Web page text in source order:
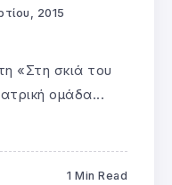
2015
«Στη σκιά του
ομάδα...
1 Min Read